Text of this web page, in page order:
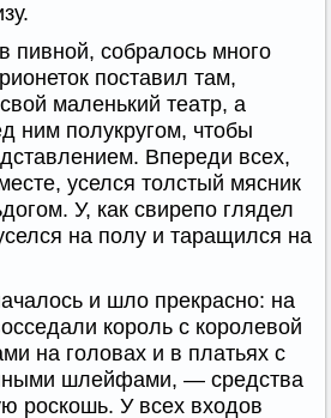
пивной, собралось много
поставил там,
маленький театр, а
ним полукругом, чтобы
Впереди всех,
уселся толстый мясник
У, как свирепо глядел
на полу и таращился на
и шло прекрасно: на
король с королевой
на головах и в платьях с
шлейфами, — средства
роскошь. У всех входов